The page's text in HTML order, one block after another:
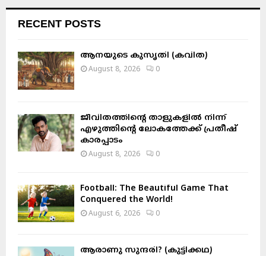
h
o
r
:
RECENT POSTS
ആനയുടെ കുസൃതി (കവിത)
August 8, 2026 0
ജീവിതത്തിന്റെ താളുകളിൽ നിന്ന്
എഴുത്തിന്റെ ലോകത്തേക്ക് പ്രതീഷ്
കാരപ്പാടം
August 8, 2026 0
Football: The Beautiful Game That
Conquered the World!
August 6, 2026 0
ആരാണു സുന്ദരി? (കുട്ടിക്കഥ)